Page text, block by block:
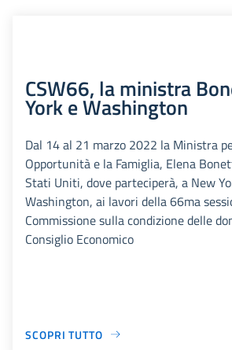
CSW66, la ministra
York e Washington
Dal 14 al 21 marzo 2022 la Ministra
Opportunità e la Famiglia, Elena
Stati Uniti, dove parteciperà, a New
Washington, ai lavori della 66ma
Commissione sulla condizione delle
Consiglio Economico
SCOPRI TUTTO